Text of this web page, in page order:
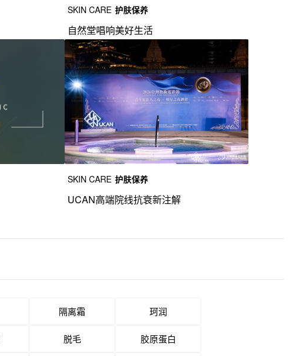
SKIN CARE 护肤保养
自然堂唱响美好生活
SKIN CARE 护肤保养
UCAN高端院线抗衰新注解
隔离霜 珂润
脱毛 胶原蛋白